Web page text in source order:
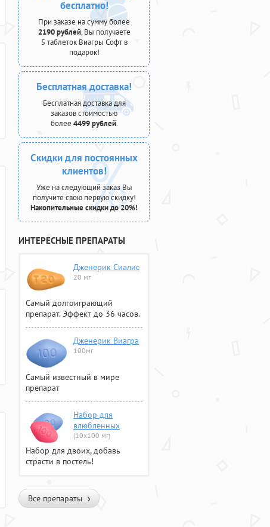
бесплатно!
При заказе на сумму более
2190 рублей, Вы получаете
5 таблеток Виагры Софт в
подарок!
Бесплатная доставка!
Бесплатная доставка для
заказов стоимостью
более 4499 рублей.
Скидки для постоянных
клиентов!
Уже на следующий заказ Вы
получите свою первую скидку!
Накопительные скидки до 20%!
ИНТЕРЕСНЫЕ ПРЕПАРАТЫ
Дженерик Сиалис
20 мг
Самый долгоиграющий
препарат. Эффект до 36 часов.
Дженерик Виагра
100мг
Самый известный в мире
препарат
Набор для
влюбленных
(10х100 мг)
Набор для двоих, добавь
страсти в постель!
Все препараты